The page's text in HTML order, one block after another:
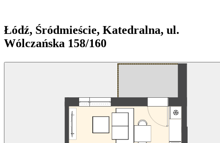
Łódź, Śródmieście, Katedralna, ul.
Wólczańska 158/160